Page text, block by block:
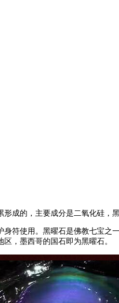
成的，主要成分是二氧化硅，
身符使用。黑曜石是佛教七宝
，墨西哥的国石即为黑曜石。